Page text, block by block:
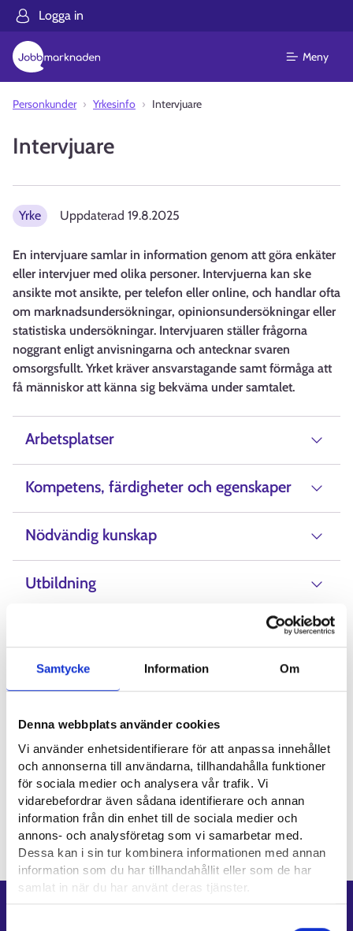
Samtycke Information Om
Denna webbplats använder cookies
Vi använder enhetsidentifierare för att anpassa innehållet
och annonserna till användarna, tillhandahålla funktioner
för sociala medier och analysera vår trafik. Vi
vidarebefordrar även sådana identifierare och annan
information från din enhet till de sociala medier och
annons- och analysföretag som vi samarbetar med.
Dessa kan i sin tur kombinera informationen med annan
information som du har tillhandahållit eller som de har
samlat in när du har använt deras tjänster.
Logga in
Meny
Personkunder Yrkesinfo Intervjuare
Intervjuare
Yrke Uppdaterad 19.8.2025
En intervjuare samlar in information genom att göra enkäter
eller intervjuer med olika personer. Intervjuerna kan ske
ansikte mot ansikte, per telefon eller online, och handlar ofta
om marknadsundersökningar, opinionsundersökningar eller
statistiska undersökningar. Intervjuaren ställer frågorna
noggrant enligt anvisningarna och antecknar svaren
omsorgsfullt. Yrket kräver ansvarstagande samt förmåga att
få människor att känna sig bekväma under samtalet.
Arbetsplatser
Kompetens, färdigheter och egenskaper
Nödvändig kunskap
Utbildning
Alternativ beteckning
Yrkesområde
Försäljning, marknadsföring och kommunikation